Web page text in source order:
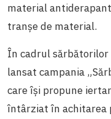
material
tranșe de material.
În cadrul sărbătorilor
lansat campania
care își propune
întârziat în achitarea